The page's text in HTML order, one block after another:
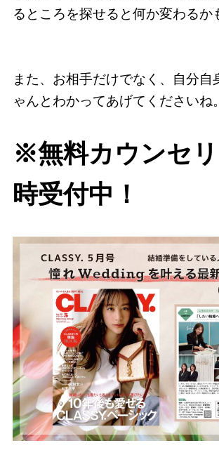
るところを探せると何か変わるか
また、お相手だけでなく、自分自
ゃんとわかってあげてくださいね。
※無料カウンセ
時受付中！